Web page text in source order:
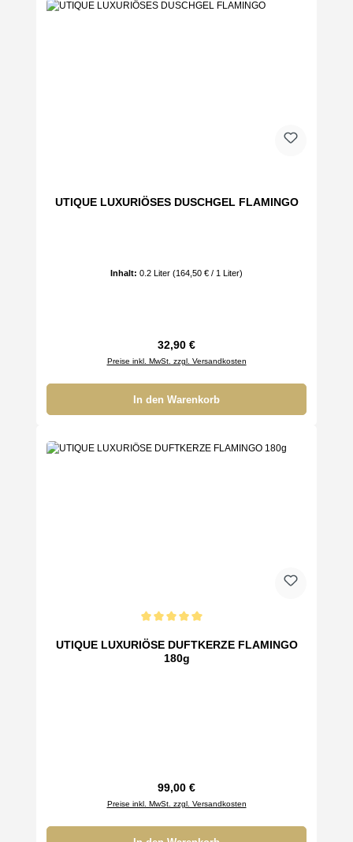
UTIQUE LUXURIÖSES DUSCHGEL FLAMINGO
Inhalt: 0.2 Liter (164,50 € / 1 Liter)
Regulärer Preis:
32,90 €
Preise inkl. MwSt. zzgl. Versandkosten
In den Warenkorb
UTIQUE LUXURIÖSE DUFTKERZE FLAMINGO
180g
Regulärer Preis:
99,00 €
Preise inkl. MwSt. zzgl. Versandkosten